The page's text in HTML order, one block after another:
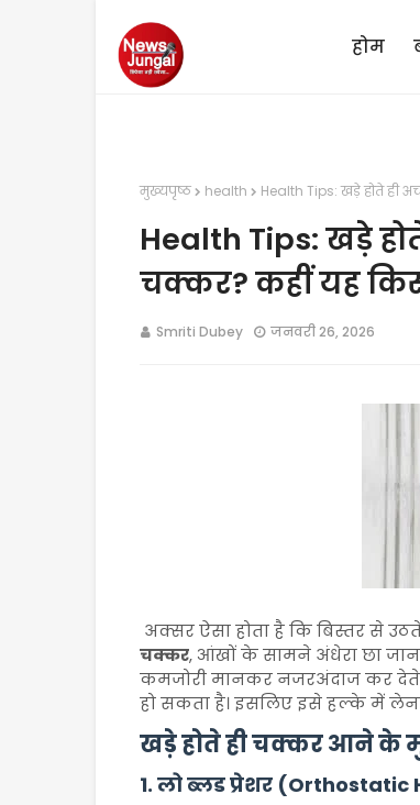
होम
मुख्यपृष्ठ health Health Tips: खड़े होते ही
Health Tips: खड़े
चक्कर? कहीं यह
Smriti Dubey जनवरी 26, 2026
अक्सर ऐसा होता है कि बिस्तर से
चक्कर, आंखों के सामने अंधेरा छा
कमजोरी मानकर नजरअंदाज कर
हो सकता है। इसलिए इसे हल्के में
खड़े होते ही चक्कर आने के
1. लो ब्लड प्रेशर